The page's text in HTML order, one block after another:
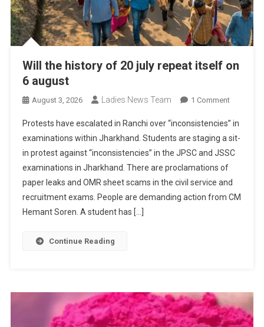
Will the history of 20 july repeat itself on
6 august
August 3, 2026 Ladies News Team 1 CommentOn
The
History
Of
July
Repeat
Protests have escalated in Ranchi over “inconsistencies” in
examinations within Jharkhand. Students are staging a sit-
in protest against “inconsistencies” in the JPSC and JSSC
examinations in Jharkhand. There are proclamations of
paper leaks and OMR sheet scams in the civil service and
recruitment exams. People are demanding action from CM
Hemant Soren. A student has […]
Continue Reading